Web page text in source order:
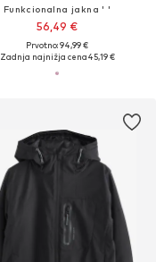
Funkcionalna jakna ' '
56,49 €
Prvotno: 94,99 €
Zadnja najnižja cena45,19 €